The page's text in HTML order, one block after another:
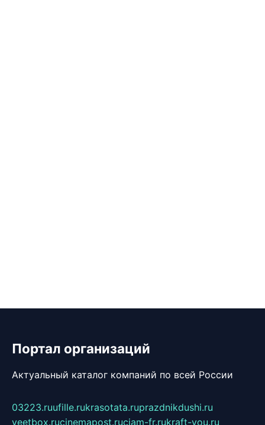
Портал организаций
Актуальный каталог компаний по всей России
03223.ruufille.rukrasotata.ruprazdnikdushi.ru
veetbox.rucinemapost.ruciam-fr.rukraft-you.ru